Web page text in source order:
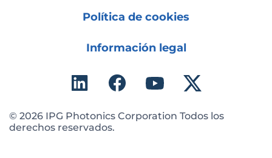
Política de cookies
Información legal
© 2026 IPG Photonics Corporation Todos los
derechos reservados.